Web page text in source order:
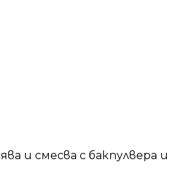
и смесва с бакпулвера и